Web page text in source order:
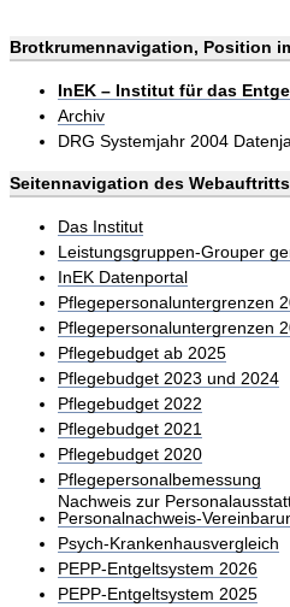
Brotkrumennavigation, Position
InEK – Institut für das
Archiv
DRG Systemjahr 2004
Seitennavigation des Webauftritts
Das Institut
Leistungsgruppen-Grouper
InEK Datenportal
Pflegepersonaluntergrenzen
Pflegepersonaluntergrenzen
Pflegebudget ab 2025
Pflegebudget 2023 und 2024
Pflegebudget 2022
Pflegebudget 2021
Pflegebudget 2020
Pflegepersonalbemessung
Nachweis zur
Personalnachweis-
Psych-Krankenhausvergleich
PEPP-Entgeltsystem 2026
PEPP-Entgeltsystem 2025